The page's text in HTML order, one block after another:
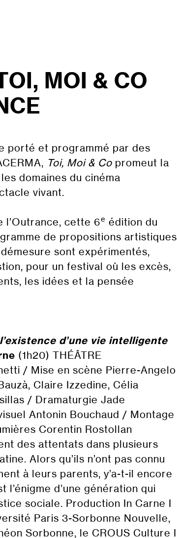
MOI & CO
porté et programmé par des
Toi, Moi & Co promeut la
domaines du cinéma
vivant.
l’Outrance, cette 6e édition du
de propositions artistiques
sont expérimentés,
pour un festival où les excès,
les idées et la pensée
d’une vie intelligente
(1h20) THÉÂTRE
/ Mise en scène Pierre-Angelo
Claire Izzedine, Célia
/ Dramaturgie Jade
Antonin Bouchaud / Montage
Corentin Rostollan
des attentats dans plusieurs
Alors qu’ils n’ont pas connu
à leurs parents, y’a-t-il encore
l’énigme d’une génération qui
sociale. Production In Carne I
Paris 3-Sorbonne Nouvelle,
Sorbonne, le CROUS Culture I